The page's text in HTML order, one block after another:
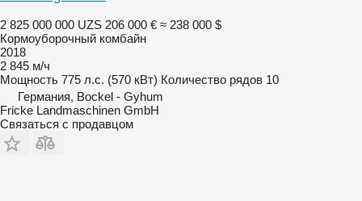
2 825 000 000 UZS 206 000 € ≈ 238 000 $
Кормоуборочный комбайн
2018
2 845 м/ч
Мощность 775 л.с. (570 кВт) Количество рядов 10
Германия, Bockel - Gyhum
Fricke Landmaschinen GmbH
Связаться с продавцом